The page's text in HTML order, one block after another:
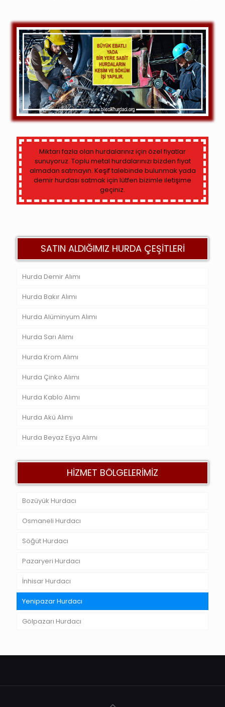
Miktarı fazla olan hurdalarınız için özel fiyatlar
sunuyoruz. Toplu metal hurdalarınızı bizden fiyat
almadan satmayın. Keşiftalebinde bulunmak yada
demir hurdası satmak için lütfen bizimle iletişime
geçiniz.
SATIN ALDIĞIMIZ HURDA ÇEŞİTLERİ
Hurda Demir Alımı
Hurda Bakır Alımı
Hurda Alüminyum Alımı
Hurda Sarı Alımı
Hurda Krom Alımı
Hurda Çinko Alımı
Hurda Kablo Alımı
Hurda Akü Alımı
Hurda Beyaz Eşya Alımı
HİZMET BÖLGELERİMİZ
Bozüyük Hurdacı
Osmaneli Hurdacı
Söğüt Hurdacı
Pazaryeri Hurdacı
İnhisar Hurdacı
Yenipazar Hurdacı
Gölpazarı Hurdacı